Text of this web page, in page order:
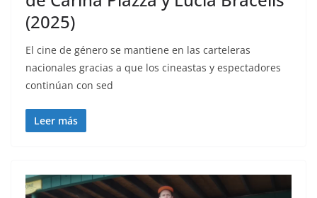
(2025)
El cine de género se mantiene en las carteleras
nacionales gracias a que los cineastas y espectadores
continúan con sed
Leer más